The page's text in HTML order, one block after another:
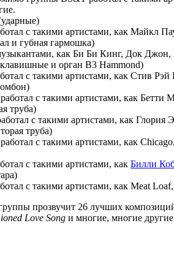
с такими артистами, как Майкл
и губная гармошка)
как Би Би Кинг, Док
и орган B3 Hammond)
с такими артистами, как Стив
с такими артистами, как
труба)
с такими артистами, как
труба)
с такими артистами, как
с такими артистами, как Билли
с такими артистами, как Meat Loaf,
прозвучит 26 лучших
Love Song и многие, многие